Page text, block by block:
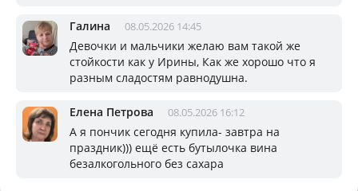
Галина 08.05.2026 14:45
Девочки и мальчики желаю вам такой же
стойкости как у Ирины, Как же хорошо что я
разным сладостям равнодушна.
Елена Петрова 08.05.2026 16:12
А я пончик сегодня купила- завтра на
праздник))) ещё есть бутылочка вина
безалкогольного без сахара